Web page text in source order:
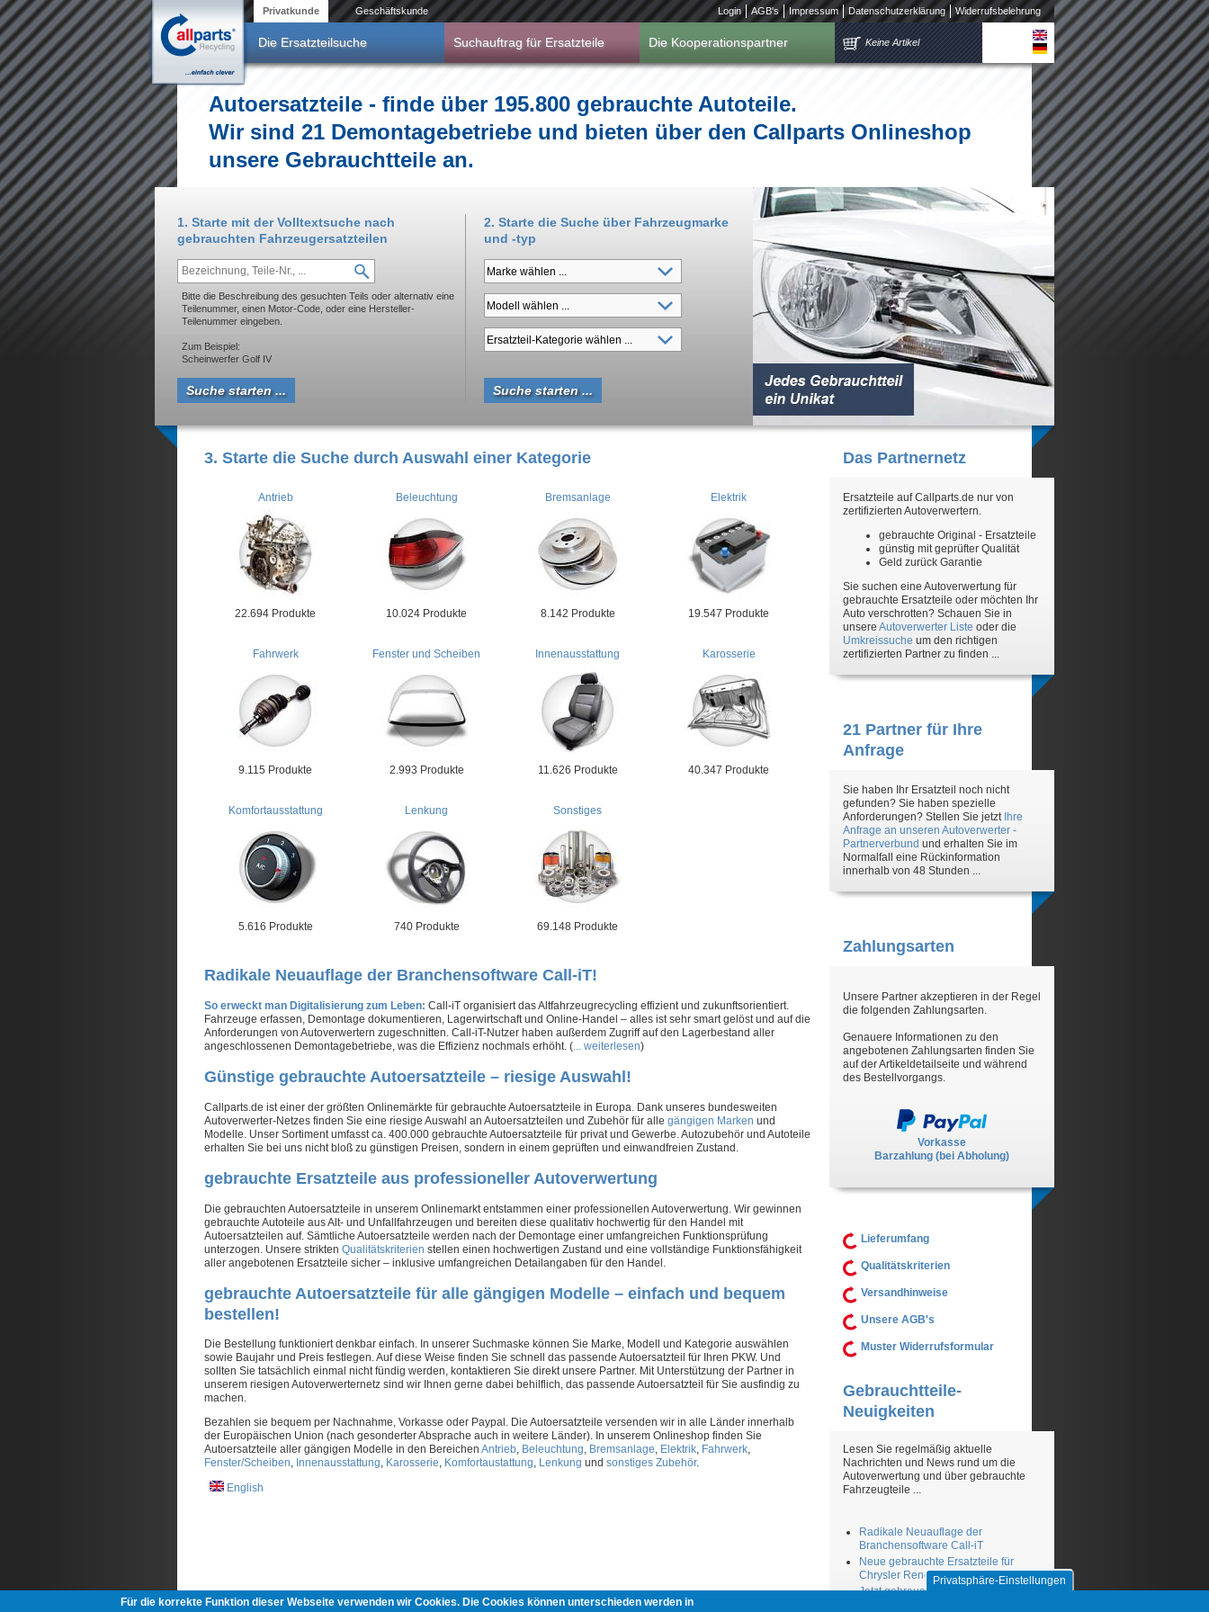
Direkt zum Inhalt Privatkunde Geschäftskunde Login AGB's Impressum Datenschutzerklärung Widerrufsbelehrung
Die Ersatzteilsuche Suchauftrag für Ersatzteile Die Kooperationspartner Keine Artikel
Autoersatzteile - finde über 195.800 gebrauchte Autoteile.
Wir sind 21 Demontagebetriebe und bieten über den Callparts Onlineshop
unsere Gebrauchtteile an.
1. Starte mit der Volltextsuche nach
gebrauchten Fahrzeugersatzteilen
Bitte die Beschreibung des gesuchten Teils oder alternativ eine
Teilenummer, einen Motor-Code, oder eine Hersteller-
Teilenummer eingeben.
Zum Beispiel:
Scheinwerfer Golf IV
2. Starte die Suche über Fahrzeugmarke
und -typ
3. Starte die Suche durch Auswahl einer Kategorie
Antrieb
22.694 Produkte
Beleuchtung
10.024 Produkte
Bremsanlage
8.142 Produkte
Elektrik
19.547 Produkte
Fahrwerk
9.115 Produkte
Fenster und Scheiben
2.993 Produkte
Innenausstattung
11.626 Produkte
Karosserie
40.347 Produkte
Komfortausstattung
5.616 Produkte
Lenkung
740 Produkte
Sonstiges
69.148 Produkte
Radikale Neuauflage der Branchensoftware Call-iT!
So erweckt man Digitalisierung zum Leben: Call-iT organisiert das Altfahrzeugrecycling effizient und zukunftsorientiert.
Fahrzeuge erfassen, Demontage dokumentieren, Lagerwirtschaft und Online-Handel – alles ist sehr smart gelöst und auf die
Anforderungen von Autoverwertern zugeschnitten. Call-iT-Nutzer haben außerdem Zugriff auf den Lagerbestand aller
angeschlossenen Demontagebetriebe, was die Effizienz nochmals erhöht. (... weiterlesen)
Günstige gebrauchte Autoersatzteile – riesige Auswahl!
Callparts.de ist einer der größten Onlinemärkte für gebrauchte Autoersatzteile in Europa. Dank unseres bundesweiten
Autoverwerter-Netzes finden Sie eine riesige Auswahl an Autoersatzteilen und Zubehör für alle gängigen Marken und
Modelle. Unser Sortiment umfasst ca. 400.000 gebrauchte Autoersatzteile für privat und Gewerbe. Autozubehör und Autoteile
erhalten Sie bei uns nicht bloß zu günstigen Preisen, sondern in einem geprüften und einwandfreien Zustand.
gebrauchte Ersatzteile aus professioneller Autoverwertung
Die gebrauchten Autoersatzteile in unserem Onlinemarkt entstammen einer professionellen Autoverwertung. Wir gewinnen
gebrauchte Autoteile aus Alt- und Unfallfahrzeugen und bereiten diese qualitativ hochwertig für den Handel mit
Autoersatzteilen auf. Sämtliche Autoersatzteile werden nach der Demontage einer umfangreichen Funktionsprüfung
unterzogen. Unsere strikten Qualitätskriterien stellen einen hochwertigen Zustand und eine vollständige Funktionsfähigkeit
aller angebotenen Ersatzteile sicher – inklusive umfangreichen Detailangaben für den Handel.
gebrauchte Autoersatzteile für alle gängigen Modelle – einfach und bequem
bestellen!
Die Bestellung funktioniert denkbar einfach. In unserer Suchmaske können Sie Marke, Modell und Kategorie auswählen
sowie Baujahr und Preis festlegen. Auf diese Weise finden Sie schnell das passende Autoersatzteil für Ihren PKW. Und
sollten Sie tatsächlich einmal nicht fündig werden, kontaktieren Sie direkt unsere Partner. Mit Unterstützung der Partner in
unserem riesigen Autoverwerternetz sind wir Ihnen gerne dabei behilflich, das passende Autoersatzteil für Sie ausfindig zu
machen.
Bezahlen sie bequem per Nachnahme, Vorkasse oder Paypal. Die Autoersatzteile versenden wir in alle Länder innerhalb
der Europäischen Union (nach gesonderter Absprache auch in weitere Länder). In unserem Onlineshop finden Sie
Autoersatzteile aller gängigen Modelle in den Bereichen Antrieb, Beleuchtung, Bremsanlage, Elektrik, Fahrwerk,
Fenster/Scheiben, Innenausstattung, Karosserie, Komfortaustattung, Lenkung und sonstiges Zubehör.
English
Das Partnernetz
Ersatzteile auf Callparts.de nur von
zertifizierten Autoverwertern.
gebrauchte Original - Ersatzteile
günstig mit geprüfter Qualität
Geld zurück Garantie
Sie suchen eine Autoverwertung für
gebrauchte Ersatzteile oder möchten Ihr
Auto verschrotten? Schauen Sie in
unsere Autoverwerter Liste oder die
Umkreissuche um den richtigen
zertifizierten Partner zu finden ...
21 Partner für Ihre
Anfrage
Sie haben Ihr Ersatzteil noch nicht
gefunden? Sie haben spezielle
Anforderungen? Stellen Sie jetzt Ihre
Anfrage an unseren Autoverwerter -
Partnerverbund und erhalten Sie im
Normalfall eine Rückinformation
innerhalb von 48 Stunden ...
Zahlungsarten
Unsere Partner akzeptieren in der Regel
die folgenden Zahlungsarten.
Genauere Informationen zu den
angebotenen Zahlungsarten finden Sie
auf der Artikeldetailseite und während
des Bestellvorgangs.
Vorkasse
Barzahlung (bei Abholung)
Lieferumfang
Qualitätskriterien
Versandhinweise
Unsere AGB's
Muster Widerrufsformular
Gebrauchtteile-
Neuigkeiten
Lesen Sie regelmäßig aktuelle
Nachrichten und News rund um die
Autoverwertung und über gebrauchte
Fahrzeugteile ...
Radikale Neuauflage der
Branchensoftware Call-iT
Neue gebrauchte Ersatzteile für
Chrysler Renegade
Jetzt gebrauchte Winterreifen günstig
Privatsphäre-Einstellungen
Für die korrekte Funktion dieser Webseite verwenden wir Cookies. Die Cookies können unterschieden werden in